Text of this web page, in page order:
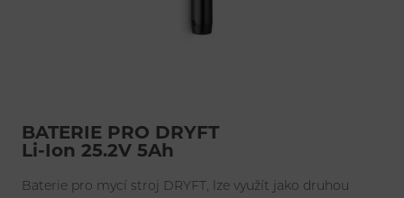
BATERIE PRO DRYFT
Li-Ion 25.2V 5Ah
Baterie pro mycí stroj DRYFT, lze využít jako druhou